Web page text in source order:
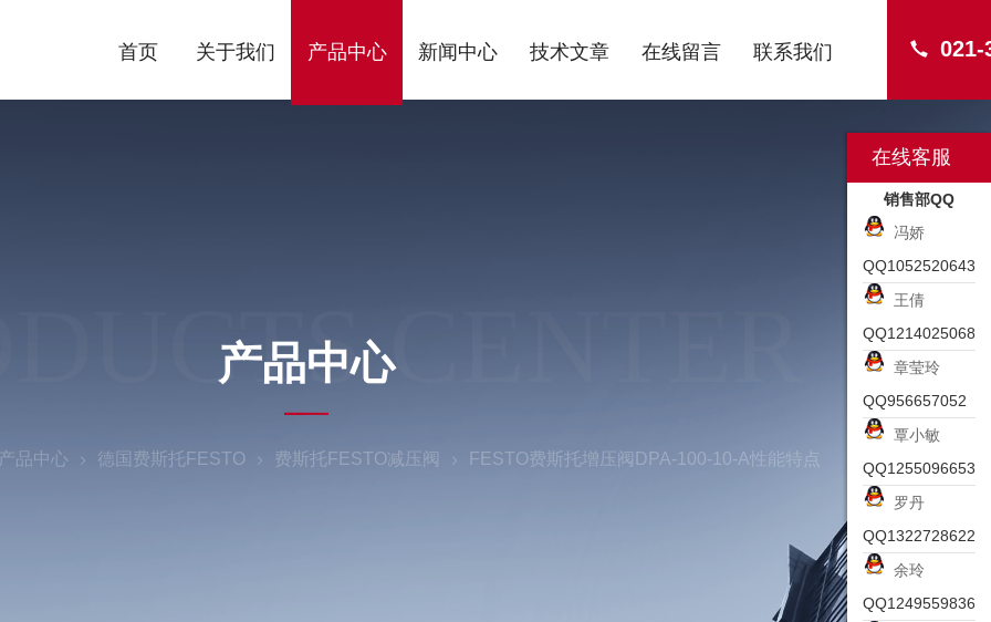
021-
首页 关于我们 产品中心 新闻中心 技术文章 在线留言 联系我们
CENTER
产品中心
品中心 德国费斯托FESTO 费斯托FESTO减压阀 FESTO费斯托增压阀DPA-100-10-A性能特点
在线客服
销售部QQ
冯娇
QQ1052520643
王倩
QQ1214025068
章莹玲
QQ956657052
覃小敏
QQ1255096653
罗丹
QQ1322728622
余玲
QQ1249559836